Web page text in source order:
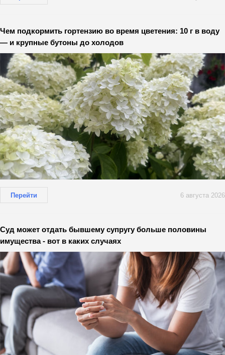
Чем подкормить гортензию во время цветения: 10 г в воду
— и крупные бутоны до холодов
Перейти 6 августа 2026
Суд может отдать бывшему супругу больше половины
имущества - вот в каких случаях